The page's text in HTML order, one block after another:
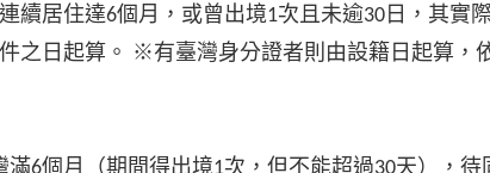
居住達6個月，或曾出境1次且未逾30日，其實
之日起算。 ※有臺灣身分證者則由設籍日起算，